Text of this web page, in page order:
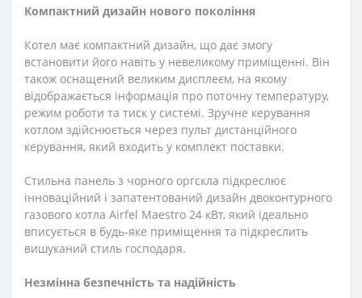
Компактний дизайн нового покоління
Котел має компактний дизайн, що дає змогу
встановити його навіть у невеликому приміщенні. Він
також оснащений великим дисплеєм, на якому
відображається інформація про поточну температуру,
режим роботи та тиск у системі. Зручне керування
котлом здійснюється через пульт дистанційного
керування, який входить у комплект поставки.
Стильна панель з чорного оргскла підкреслює
інноваційний і запатентований дизайн двоконтурного
газового котла Airfel Maestro 24 кВт, який ідеально
вписується в будь-яке приміщення та підкреслить
вишуканий стиль господаря.
Незмінна безпечність та надійність